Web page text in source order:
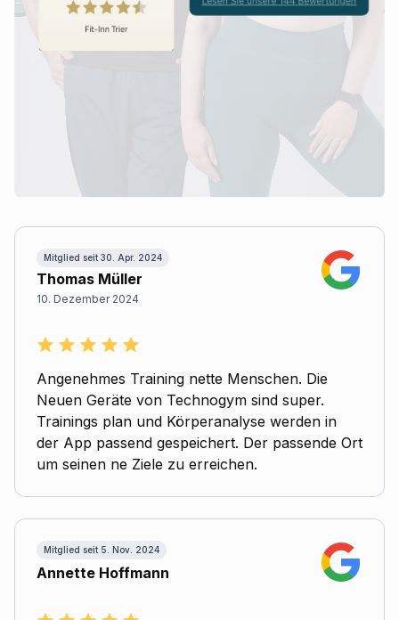
Mitglied seit 30. Apr. 2024
Thomas Müller
10. Dezember 2024
Angenehmes Training nette Menschen. Die
Neuen Geräte von Technogym sind super.
Trainings plan und Körperanalyse werden in
der App passend gespeichert. Der passende Ort
um seinen ne Ziele zu erreichen.
Mitglied seit 5. Nov. 2024
Annette Hoffmann